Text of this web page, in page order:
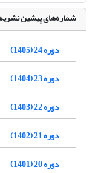
شماره‌های پیشین نشریه
دوره 24 (1405)
دوره 23 (1404)
دوره 22 (1403)
دوره 21 (1402)
دوره 20 (1401)